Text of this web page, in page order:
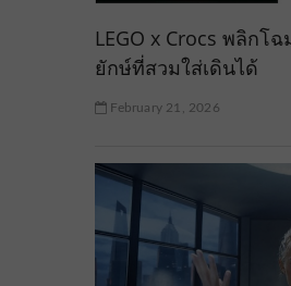
LEGO x Crocs พลิกโ
ยักษ์ที่สวมใส่เดินได้
February 21, 2026